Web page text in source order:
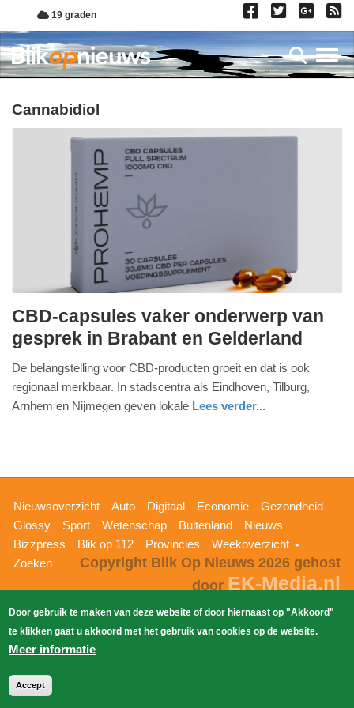
Overslaan
en
naar
de
gaan
19 graden
cannabidiol
vrijdag,
29.
mei
2026
-
05-
2026
18:12
CBD-capsules vaker onderwerp van
gesprek in Brabant en Gelderland
De belangstelling voor CBD-producten groeit en dat is ook
regionaal merkbaar. In stadscentra als Eindhoven, Tilburg,
Arnhem en Nijmegen geven lokale Lees verder...
Hoofdnavigatie
Nieuwsoverzicht Auto Digitaal Economie
Gezondheid
Glossy
Sport Wetenschap Buitenland
Nieuws
Bizzpress
Blik op 112 Provincies
Weekoverzicht
Zoeken
Copyright Blik Op Nieuws 2026 gehost
door EK-Media.nl
Door gebruik te maken van deze website of door hiernaast op "Akkoord"
te klikken gaat u akkoord met het gebruik van cookies op de website.
Meer informatie
Accept